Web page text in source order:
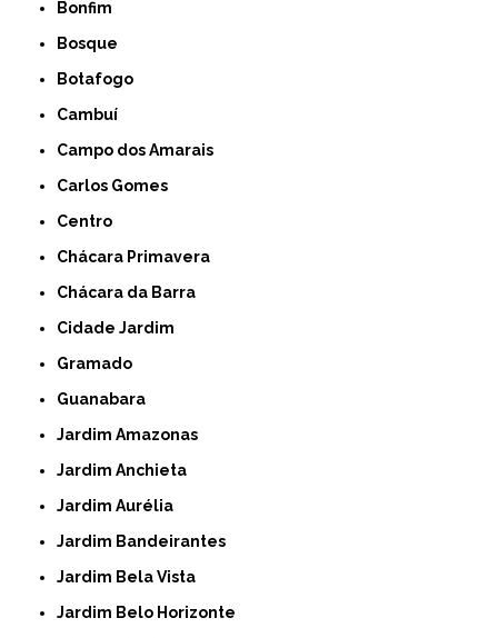
Bonfim
Bosque
Botafogo
Cambuí
Campo dos Amarais
Carlos Gomes
Centro
Chácara Primavera
Chácara da Barra
Cidade Jardim
Gramado
Guanabara
Jardim Amazonas
Jardim Anchieta
Jardim Aurélia
Jardim Bandeirantes
Jardim Bela Vista
Jardim Belo Horizonte